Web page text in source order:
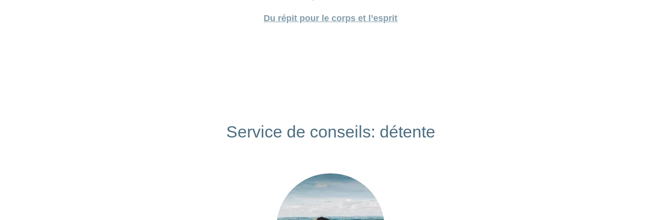
Du répit pour le corps et l’esprit
Service de conseils: détente